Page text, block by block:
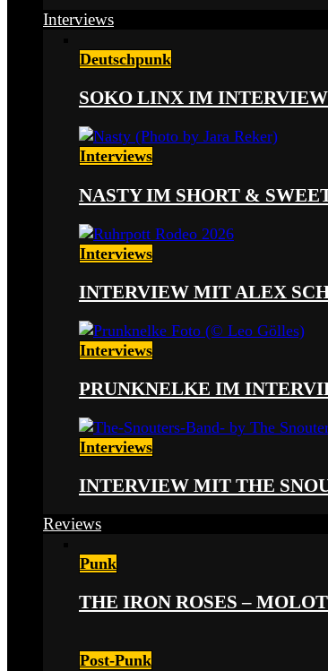
Interviews
Deutschpunk
SOKO LINX IM
Interviews
NASTY IM SHORT &
Interviews
INTERVIEW MIT ALEX
Interviews
PRUNKNELKE IM
Interviews
INTERVIEW MIT THE
Reviews
Punk
THE IRON ROSES –
Post-Punk